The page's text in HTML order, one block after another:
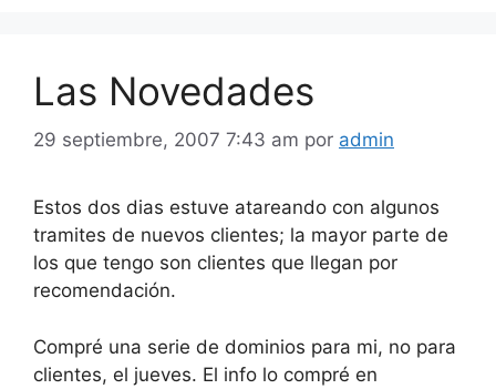
Las Novedades
29 septiembre, 2007 7:43 am por admin
Estos dos dias estuve atareando con algunos
tramites de nuevos clientes; la mayor parte de
los que tengo son clientes que llegan por
recomendación.
Compré una serie de dominios para mi, no para
clientes, el jueves. El info lo compré en